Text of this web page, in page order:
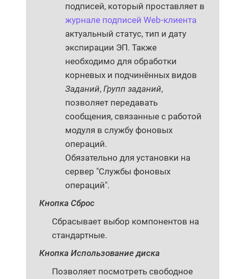
подписей, который проставляет в
журнале подписей Web-клиента
актуальный статус, тип и дату
экспирации ЭП. Также
необходимо для обработки
корневых и подчинённых видов
Заданий, Групп заданий,
позволяет передавать
сообщения, связанные с работой
модуля в службу фоновых
операций.
Обязательно для установки на
сервер "Службы фоновых
операций".
Кнопка Сброс
Сбрасывает выбор компонентов на
стандартные.
Кнопка Использование диска
Позволяет посмотреть свободное